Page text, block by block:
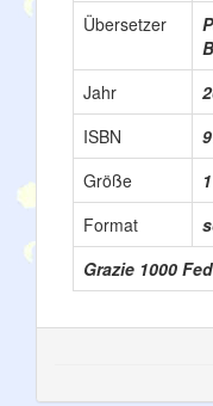
Übersetzer
Jahr
ISBN
Größe
Format
Grazie 1000